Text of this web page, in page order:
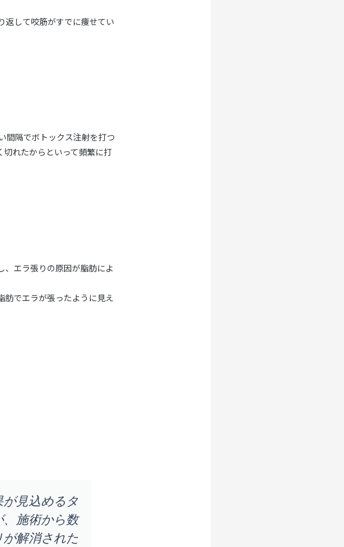
返して咬筋がすでに痩せてい
間隔でボトックス注射を打つ
れたからといって頻繁に打
、エラ張りの原因が脂肪によ
肪でエラが張ったように見え
見込めるタ
施術から数
解消された